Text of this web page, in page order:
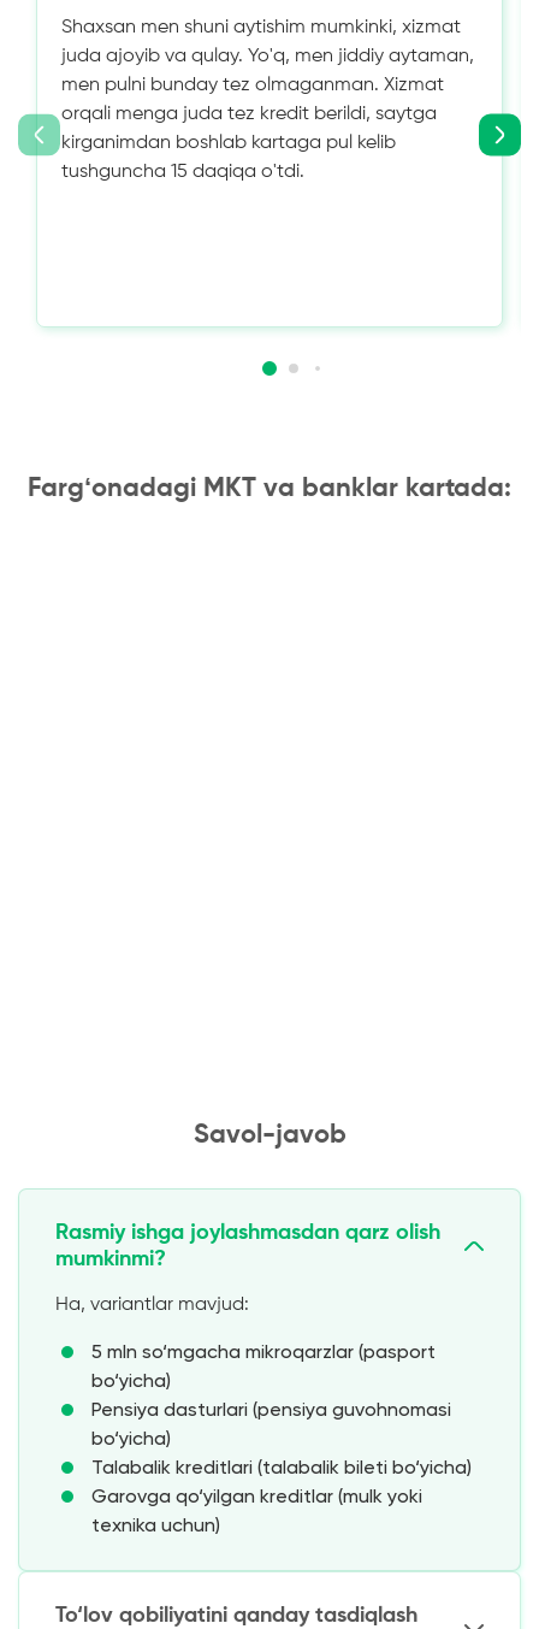
Shaxsan men shuni aytishim mumkinki, xizmat
juda ajoyib va ​​qulay. Yo'q, men jiddiy aytaman,
men pulni bunday tez olmaganman. Xizmat
orqali menga juda tez kredit berildi, saytga
kirganimdan boshlab kartaga pul kelib
tushguncha 15 daqiqa o'tdi.
Fargʻonadagi MKT va banklar kartada:
Savol-javob
Rasmiy ishga joylashmasdan qarz olish
mumkinmi?
Ha, variantlar mavjud:
5 mln so‘mgacha mikroqarzlar (pasport
bo‘yicha)
Pensiya dasturlari (pensiya guvohnomasi
bo‘yicha)
Talabalik kreditlari (talabalik bileti bo‘yicha)
Garovga qo‘yilgan kreditlar (mulk yoki
texnika uchun)
To‘lov qobiliyatini qanday tasdiqlash